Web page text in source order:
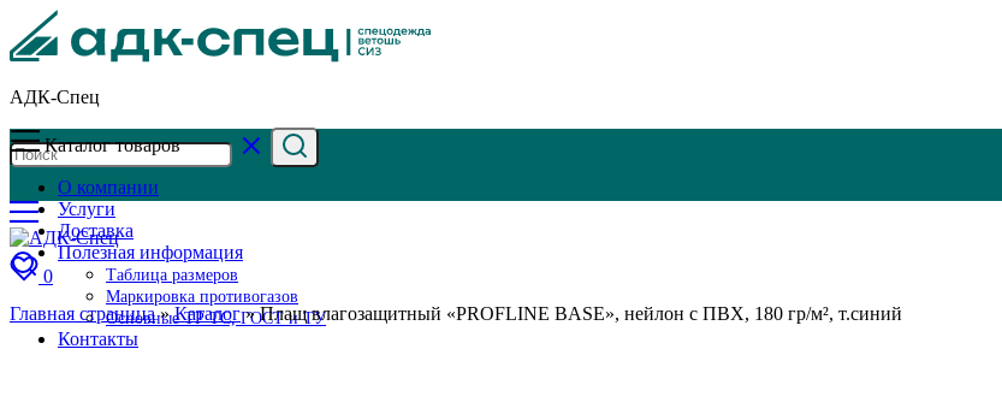
АДК-Спец
0
Каталог товаров
О компании
Услуги
Доставка
Полезная информация
Таблица размеров
Маркировка противогазов
Основные ТР ТС, ГОСТ и ТУ
Контакты
Главная страница»Каталог»Плащ влагозащитный «PROFLINE BASE», нейлон с ПВХ, 180 гр/м², т.синий